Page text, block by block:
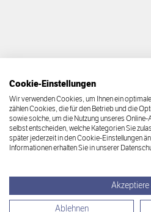
Cookie-Einstellungen
Wir verwenden Cookies, um Ihnen ein
zählen Cookies, die für den Betrieb und die
sowie solche, um die Nutzung unseres
selbst entscheiden, welche Kategorien Sie
später jederzeit in den Cookie-Einstellungen
Informationen erhalten Sie in unserer
Akzeptiere
Ablehnen